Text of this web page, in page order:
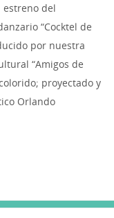
estreno del
“Cocktel de
por nuestra
“Amigos de
proyectado y
Orlando